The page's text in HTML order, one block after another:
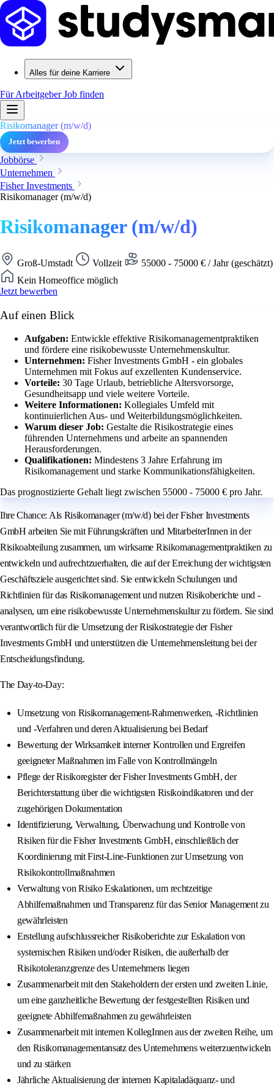
Alles für deine Karriere
Für ArbeitgeberJob finden
Risikomanager (m/w/d)
Jetzt bewerben
Jobbörse
Unternehmen
Fisher Investments
Risikomanager (m/w/d)
Risikomanager (m/w/d)
Groß-Umstadt Vollzeit
55000 - 75000 € / Jahr (geschätzt)
Kein Homeoffice möglich
Jetzt bewerben
Auf einen Blick
Aufgaben: Entwickle effektive Risikomanagementpraktiken
und fördere eine risikobewusste Unternehmenskultur.
Unternehmen: Fisher Investments GmbH - ein globales
Unternehmen mit Fokus auf exzellenten Kundenservice.
Vorteile: 30 Tage Urlaub, betriebliche Altersvorsorge,
Gesundheitsapp und viele weitere Vorteile.
Weitere Informationen: Kollegiales Umfeld mit
kontinuierlichen Aus- und Weiterbildungsmöglichkeiten.
Warum dieser Job: Gestalte die Risikostrategie eines
führenden Unternehmens und arbeite an spannenden
Herausforderungen.
Qualifikationen: Mindestens 3 Jahre Erfahrung im
Risikomanagement und starke Kommunikationsfähigkeiten.
Das prognostizierte Gehalt liegt zwischen 55000 - 75000 € pro Jahr.
Ihre Chance: Als Risikomanager (m/w/d) bei der Fisher Investments
GmbH arbeiten Sie mit Führungskräften und MitarbeiterInnen in der
Risikoabteilung zusammen, um wirksame Risikomanagementpraktiken zu
entwickeln und aufrechtzuerhalten, die auf der Erreichung der wichtigsten
Geschäftsziele ausgerichtet sind. Sie entwickeln Schulungen und
Richtlinien für das Risikomanagement und nutzen Risikoberichte und -
analysen, um eine risikobewusste Unternehmenskultur zu fördern. Sie sind
verantwortlich für die Umsetzung der Risikostrategie der Fisher
Investments GmbH und unterstützen die Unternehmensleitung bei der
Entscheidungsfindung.
The Day-to-Day:
Umsetzung von Risikomanagement-Rahmenwerken, -Richtlinien
und -Verfahren und deren Aktualisierung bei Bedarf
Bewertung der Wirksamkeit interner Kontrollen und Ergreifen
geeigneter Maßnahmen im Falle von Kontrollmängeln
Pflege der Risikoregister der Fisher Investments GmbH, der
Berichterstattung über die wichtigsten Risikoindikatoren und der
zugehörigen Dokumentation
Identifizierung, Verwaltung, Überwachung und Kontrolle von
Risiken für die Fisher Investments GmbH, einschließlich der
Koordinierung mit First-Line-Funktionen zur Umsetzung von
Risikokontrollmaßnahmen
Verwaltung von Risiko Eskalationen, um rechtzeitige
Abhilfemaßnahmen und Transparenz für das Senior Management zu
gewährleisten
Erstellung aufschlussreicher Risikoberichte zur Eskalation von
systemischen Risiken und/oder Risiken, die außerhalb der
Risikotoleranzgrenze des Unternehmens liegen
Zusammenarbeit mit den Stakeholdern der ersten und zweiten Linie,
um eine ganzheitliche Bewertung der festgestellten Risiken und
geeignete Abhilfemaßnahmen zu gewährleisten
Zusammenarbeit mit internen KollegInnen aus der zweiten Reihe, um
den Risikomanagementansatz des Unternehmens weiterzuentwickeln
und zu stärken
Jährliche Aktualisierung der internen Kapitaladäquanz- und